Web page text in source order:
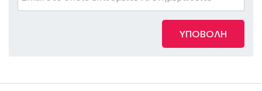
ΥΠΟΒΟΛΗ